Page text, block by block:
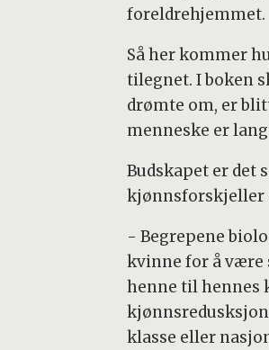
foreldrehjemmet.
Så her kommer
tilegnet. I boken
drømte om, er
menneske er
Budskapet er det
kjønnsforskjeller
- Begrepene
kvinne for å være
henne til hennes
klasse eller